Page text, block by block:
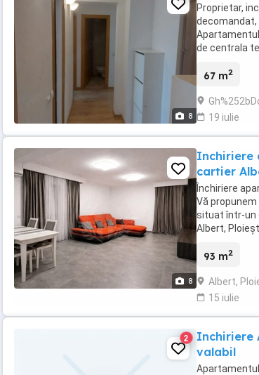
8
Proprietar,
decomandat,
de centrala
67 m2
19 iulie
8
Inchiriere
cartier
Închiriere
Vă
situat într-un
Albert,
93 m2
Albert,
15 iulie
2
Inchiriere
valabil